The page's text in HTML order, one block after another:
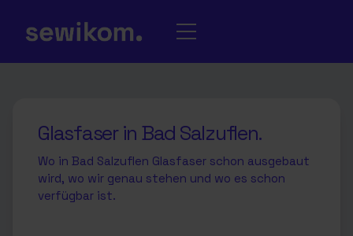
Glasfaser in Bad Salzuflen.
Wo in Bad Salzuflen Glasfaser schon ausgebaut
wird, wo wir genau stehen und wo es schon
verfügbar ist.